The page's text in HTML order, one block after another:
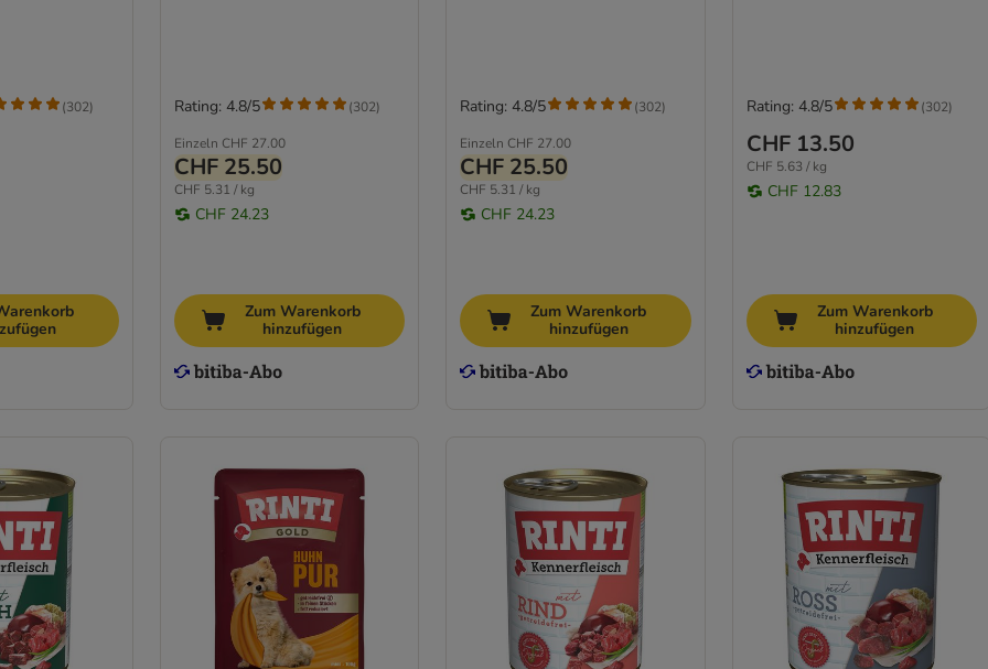
(302)
Einzeln CHF 27.00
CHF 25.50
CHF 5.31 / kg
CHF 24.23
Rating: 4.8/5 (302)
Zum Warenkorb
hinzufügen
Einzeln CHF 27.00
CHF 25.50
CHF 5.31 / kg
CHF 24.23
Rating: 4.8/5 (302)
Zum Warenkorb
hinzufügen
CHF 13.50
CHF 5.63 / kg
CHF 12.83
Rating: 4.8/5 (302)
Zum Warenkorb
hinzufügen